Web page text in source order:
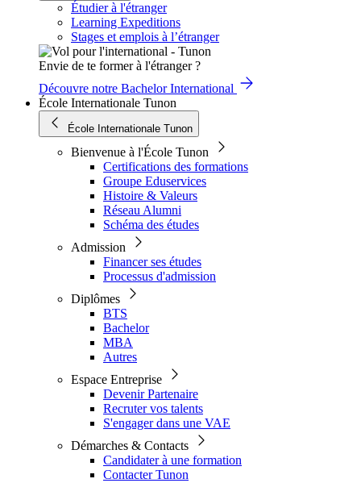
Étudier à l'étranger
Learning Expeditions
Stages et emplois à l’étranger
Envie de te former à l'étranger ?
Découvre notre Bachelor International
École Internationale Tunon
École Internationale Tunon
Bienvenue à l'École Tunon
Certifications des formations
Groupe Eduservices
Histoire & Valeurs
Réseau Alumni
Schéma des études
Admission
Financer ses études
Processus d'admission
Diplômes
BTS
Bachelor
MBA
Autres
Espace Entreprise
Devenir Partenaire
Recruter vos talents
S'engager dans une VAE
Démarches & Contacts
Candidater à une formation
Contacter Tunon